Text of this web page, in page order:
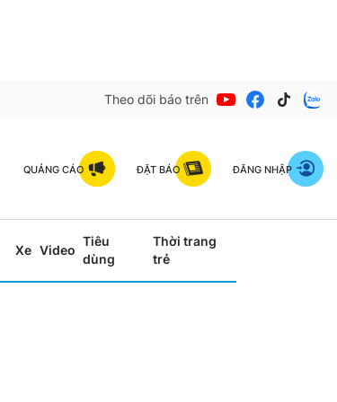
Theo dõi báo trên
QUẢNG CÁO ĐẶT BÁO ĐĂNG NHẬP
Xe Video
Tiêu
dùng
Thời trang
trẻ